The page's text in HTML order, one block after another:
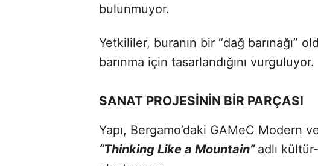
bulunmuyor.
Yetkililer, buranın bir “dağ barınağı”
barınma için tasarlandığını vurguluyor.
SANAT PROJESİNİN BİR PARÇASI
Yapı, Bergamo’daki GAMeC Modern
“Thinking Like a Mountain” adlı